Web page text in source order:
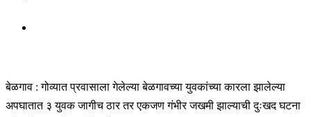
बेळगाव : गोव्यात प्रवासाला गेलेल्या बेळगावच्या युवकांच्या कारला झालेल्या
अपघातात ३ युवक जागीच ठार तर एकजण गंभीर जखमी झाल्याची दुःखद घटना